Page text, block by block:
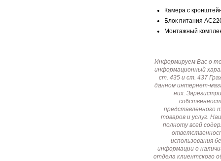
Камера с
Блок питания
Монтажный
Информируем Вас о
информационный
ст. 435 и ст. 437
данном интернет-
них.
представленного
товаров и услуг.
полноту всей
использования
информации о
отдела клиентского